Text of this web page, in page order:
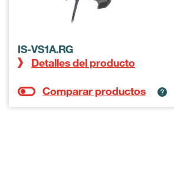
IS-VS1A.RG
Detalles del producto